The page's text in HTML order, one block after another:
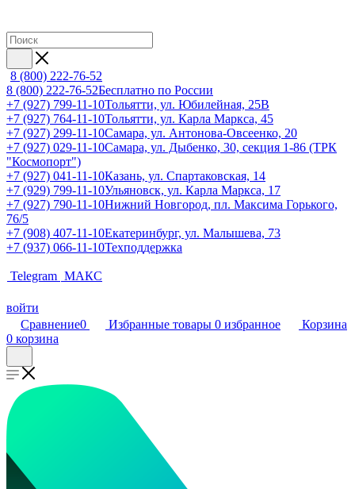
8 (800) 222-76-52
8 (800) 222-76-52Бесплатно по России
+7 (927) 799-11-10Тольятти, ул. Юбилейная, 25В
+7 (927) 764-11-10Тольятти, ул. Карла Маркса, 45
+7 (927) 299-11-10Самара, ул. Антонова-Овсеенко, 20
+7 (927) 029-11-10Самара, ул. Дыбенко, 30, секция 1-86 (ТРК
"Космопорт")
+7 (927) 041-11-10Казань, ул. Спартаковская, 14
+7 (929) 799-11-10Ульяновск, ул. Карла Маркса, 17
+7 (927) 790-11-10Нижний Новгород, пл. Максима Горького,
76/5
+7 (908) 407-11-10Екатеринбург, ул. Малышева, 73
+7 (937) 066-11-10Техподдержка
Telegram МАКС
войти
Сравнение0 Избранные товары 0 избранное
Корзина
0 корзина